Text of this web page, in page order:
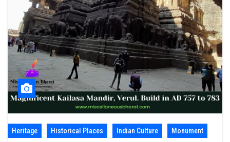
Heritage Historical Places Indian Culture Monument